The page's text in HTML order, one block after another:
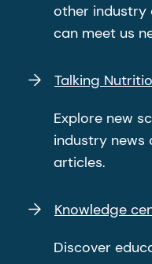
other industry
can meet us
Talking
Explore new
industry news
articles.
Knowledge
Discover